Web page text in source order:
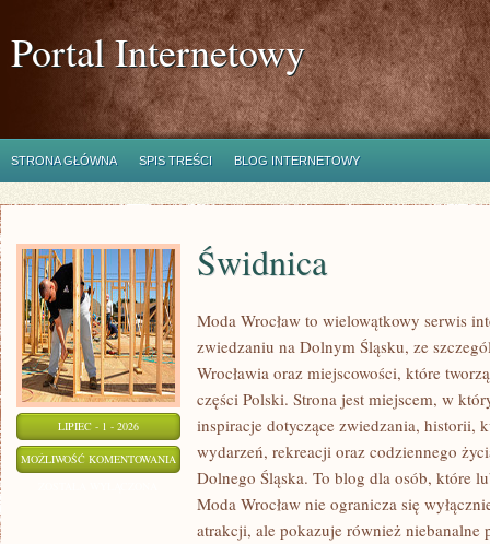
Portal Internetowy
STRONA GŁÓWNA SPIS TREŚCI BLOG INTERNETOWY
LIPIEC - 1 - 2026
MOŻLIWOŚĆ KOMENTOWANIA ŚWIDNICA
Świdnica
Moda Wrocław to wielowątkowy serwis
zwiedzaniu na Dolnym Śląsku, ze
Wrocławia oraz miejscowości, które
części Polski. Strona jest miejscem, w
inspiracje dotyczące zwiedzania, historii,
wydarzeń, rekreacji oraz codziennego
Dolnego Śląska. To blog dla osób, które
Moda Wrocław nie ogranicza się
atrakcji, ale pokazuje również niebanalne